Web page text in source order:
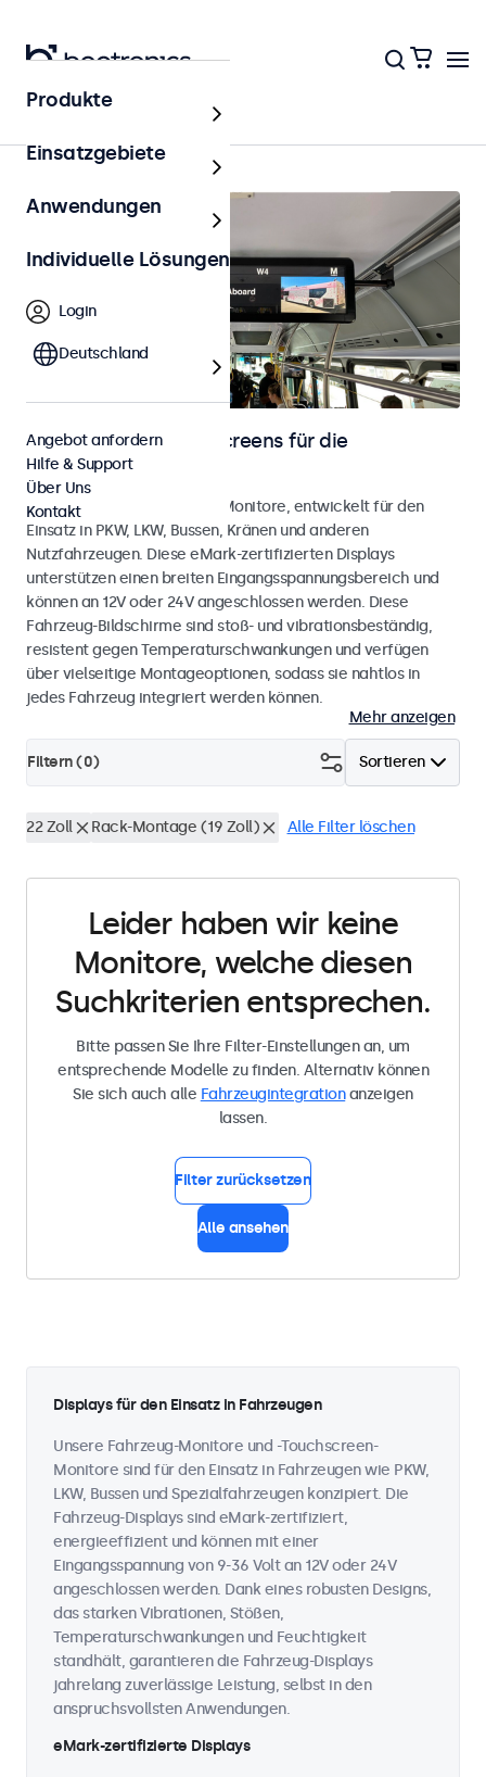
Fahrzeugintegration
Monitore und Touchscreens für die
Fahrzeugintegration
Monitore und Touchscreen-Monitore, entwickelt für den
Einsatz in PKW, LKW, Bussen, Kränen und anderen
Nutzfahrzeugen. Diese eMark-zertifizierten Displays
unterstützen einen breiten Eingangsspannungsbereich und
können an 12V oder 24V angeschlossen werden. Diese
Fahrzeug-Bildschirme sind stoß- und vibrationsbeständig,
resistent gegen Temperaturschwankungen und verfügen
über vielseitige Montageoptionen, sodass sie nahtlos in
jedes Fahrzeug integriert werden können.
Mehr anzeigen
Sortieren
Filtern (0)
22 Zoll Rack-Montage (19 Zoll) Alle Filter löschen
Leider haben wir keine
Monitore, welche diesen
Suchkriterien entsprechen.
Bitte passen Sie Ihre Filter-Einstellungen an, um
entsprechende Modelle zu finden. Alternativ können
Sie sich auch alle Fahrzeugintegrationanzeigen
lassen.
Filter zurücksetzen
Alle ansehen
Displays für den Einsatz in Fahrzeugen
Unsere Fahrzeug-Monitore und -Touchscreen-
Monitore sind für den Einsatz in Fahrzeugen wie PKW,
LKW, Bussen und Spezialfahrzeugen konzipiert. Die
Fahrzeug-Displays sind eMark-zertifiziert,
energieeffizient und können mit einer
Eingangsspannung von 9-36 Volt an 12V oder 24V
angeschlossen werden. Dank eines robusten Designs,
das starken Vibrationen, Stößen,
Temperaturschwankungen und Feuchtigkeit
standhält, garantieren die Fahrzeug-Displays
jahrelang zuverlässige Leistung, selbst in den
anspruchsvollsten Anwendungen.
eMark-zertifizierte Displays
Produkte
Einsatzgebiete
Anwendungen
Individuelle Lösungen
Login
Deutschland
Angebot anfordern
Hilfe & Support
Über Uns
Kontakt